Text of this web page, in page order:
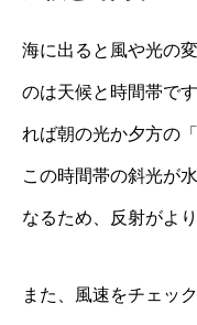
海に出ると風や光の
のは天候と時間帯で
れば朝の光か夕方の
この時間帯の斜光が
なるため、反射がよ
また、風速をチェッ